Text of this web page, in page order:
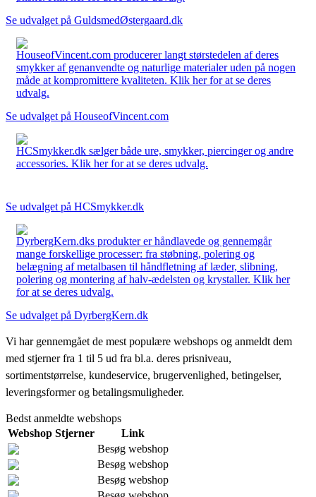
Se udvalget på GuldsmedØstergaard.dk
HouseofVincent.com producerer langt størstedelen af deres
smykker af genanvendte og naturlige materialer uden på nogen
måde at kompromittere kvaliteten. Klik her for at se deres
udvalg.
Se udvalget på HouseofVincent.com
HCSmykker.dk sælger både ure, smykker, piercinger og andre
accessories. Klik her for at se deres udvalg.
Se udvalget på HCSmykker.dk
DyrbergKern.dks produkter er håndlavede og gennemgår
mange forskellige processer: fra støbning, polering og
belægning af metalbasen til håndfletning af læder, slibning,
polering og montering af halv-ædelsten og krystaller. Klik her
for at se deres udvalg.
Se udvalget på DyrbergKern.dk
Vi har gennemgået de mest populære webshops og anmeldt dem
med stjerner fra 1 til 5 ud fra bl.a. deres prisniveau,
sortimentstørrelse, kundeservice, brugervenlighed, betingelser,
leveringsformer og betalingsmuligheder.
Bedst anmeldte webshops
Webshop Stjerner
Link
Besøg webshop
Besøg webshop
Besøg webshop